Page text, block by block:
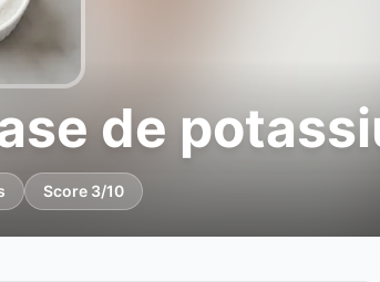
de
Score 3/10